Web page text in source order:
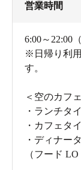
営業時間
6:00～22:00
※日帰り利
す。
＜空のカフ
・ランチタ
・カフェタ
・ディナー
（フード